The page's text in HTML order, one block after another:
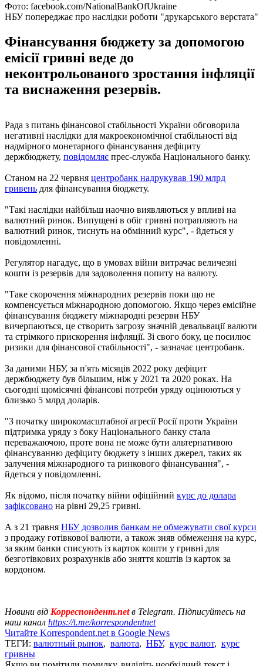
Фото: facebook.com/NationalBankOfUkraine
НБУ попереджає про наслідки роботи "друкарського верстата"
Фінансування бюджету за допомогою
емісії гривні веде до
неконтрольованого зростання інфляції
та виснаження резервів.
Рада з питань фінансової стабільності України обговорила
негативні наслідки для макроекономічної стабільності від
надмірного монетарного фінансування дефіциту
держбюджету, повідомляє прес-служба Національного банку.
Станом на 22 червня центробанк надрукував 190 млрд
гривень для фінансування бюджету.
"Такі наслідки найбільш наочно виявляються у впливі на
валютний ринок. Випущені в обіг гривні потрапляють на
валютний ринок, тиснуть на обмінний курс", - йдеться у
повідомленні.
Регулятор нагадує, що в умовах війни витрачає величезні
кошти із резервів для задоволення попиту на валюту.
"Таке скорочення міжнародних резервів поки що не
компенсується міжнародною допомогою. Якщо через емісійне
фінансування бюджету міжнародні резерви НБУ
вичерпаються, це створить загрозу значній девальвації валюти
та стрімкого прискорення інфляції. Зі свого боку, це посилює
ризики для фінансової стабільності", - зазначає центробанк.
За даними НБУ, за п'ять місяців 2022 року дефіцит
держбюджету був більшим, ніж у 2021 та 2020 роках. На
сьогодні щомісячні фінансові потреби уряду оцінюються у
близько 5 млрд доларів.
"З початку широкомасштабної агресії Росії проти України
підтримка уряду з боку Національного банку стала
переважаючою, проте вона не може бути альтернативою
фінансуванню дефіциту бюджету з інших джерел, таких як
залучення міжнародного та ринкового фінансування", -
йдеться у повідомленні.
Як відомо, після початку війни офіційний курс до долара
зафіксовано на рівні 29,25 гривні.
А з 21 травня НБУ дозволив банкам не обмежувати свої курси
з продажу готівкової валюти, а також зняв обмеження на курс,
за яким банки списують із карток кошти у гривні для
безготівкових розрахунків або зняття коштів із карток за
кордоном.
Новини від Корреспондент.netв Telegram. Підписуйтесь на
наш канал https://t.me/korrespondentnet
Читайте Korrespondent.net в Google News
ТЕГИ: валютный рынок, валюта, НБУ, курс валют, курс
гривны